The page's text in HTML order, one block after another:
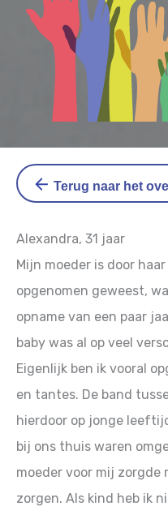
Terug naar het
Alexandra, 31 jaar
Mijn moeder is door
opgenomen geweest,
opname van een paar
baby was al op veel
Eigenlijk ben ik vooral
en tantes. De band
hierdoor op jonge
bij ons thuis waren
moeder voor mij zorgde
zorgen. Als kind heb ik